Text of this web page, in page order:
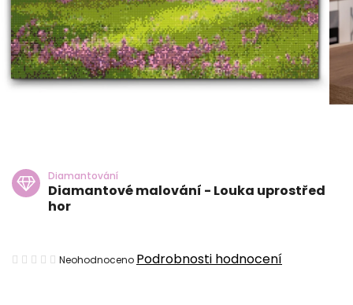
Diamantování
Diamantové malování - Louka uprostřed
hor
Průměrné
Neohodnoceno Podrobnosti hodnocení